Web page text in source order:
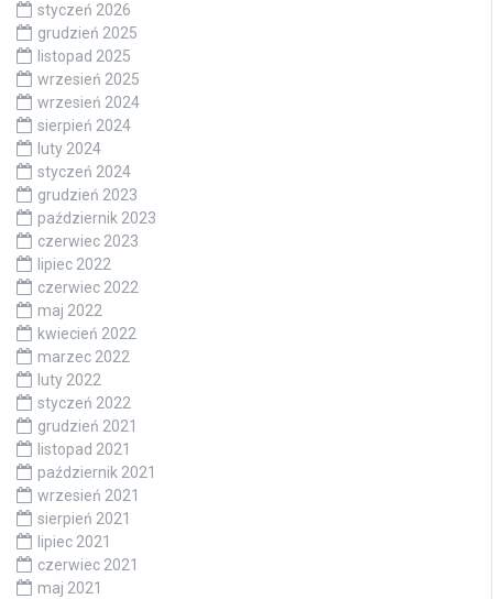
styczeń 2026
grudzień 2025
listopad 2025
wrzesień 2025
wrzesień 2024
sierpień 2024
luty 2024
styczeń 2024
grudzień 2023
październik 2023
czerwiec 2023
lipiec 2022
czerwiec 2022
maj 2022
kwiecień 2022
marzec 2022
luty 2022
styczeń 2022
grudzień 2021
listopad 2021
październik 2021
wrzesień 2021
sierpień 2021
lipiec 2021
czerwiec 2021
maj 2021